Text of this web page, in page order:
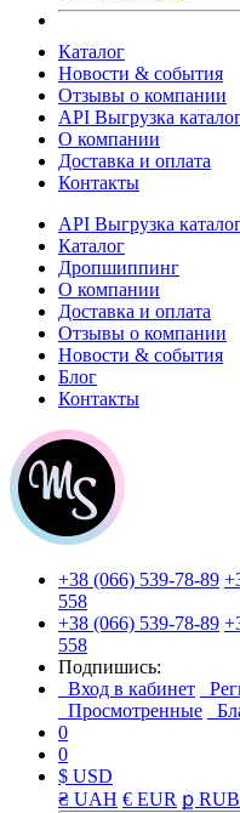
Каталог
Новости & события
Отзывы о компании
API Выгрузка
О компании
Доставка и оплата
Контакты
API Выгрузка
Каталог
Дропшиппинг
О компании
Доставка и оплата
Отзывы о компании
Новости & события
Блог
Контакты
+38 (066) 539-78-89
558
+38 (066) 539-78-89
558
Подпишись:
Вход в кабинет
Просмотренные
0
0
$ USD
₴ UAH € EUR ք RUB